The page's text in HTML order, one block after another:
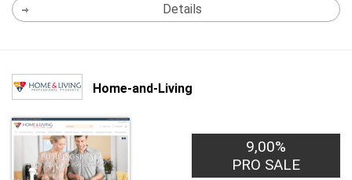
Details
Home-and-Living
9,00%
PRO SALE